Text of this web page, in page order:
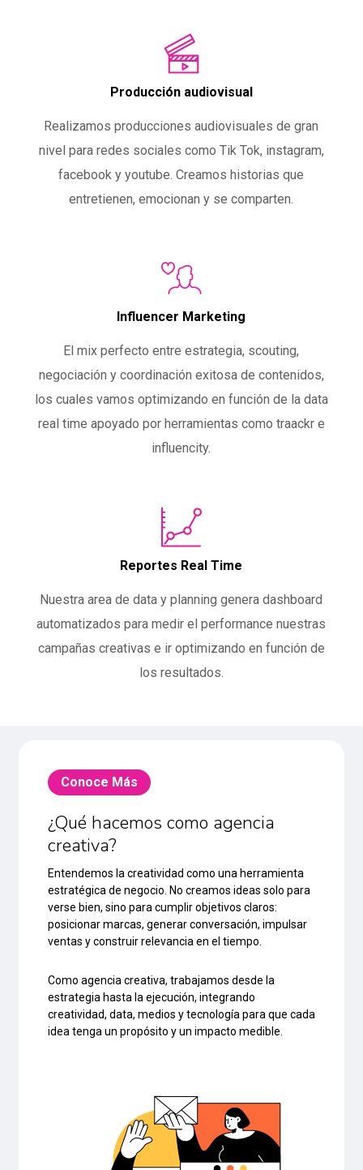
Producción audiovisual
Realizamos producciones audiovisuales de gran
nivel para redes sociales como Tik Tok, instagram,
facebook y youtube. Creamos historias que
entretienen, emocionan y se comparten.
Influencer Marketing
El mix perfecto entre estrategia, scouting,
negociación y coordinación exitosa de contenidos,
los cuales vamos optimizando en función de la data
real time apoyado por herramientas como traackr e
influencity.
Reportes Real Time
Nuestra area de data y planning genera dashboard
automatizados para medir el performance nuestras
campañas creativas e ir optimizando en función de
los resultados.
Conoce Más
¿Qué hacemos como agencia
creativa?
Entendemos la creatividad como una herramienta
estratégica de negocio. No creamos ideas solo para
verse bien, sino para cumplir objetivos claros:
posicionar marcas, generar conversación, impulsar
ventas y construir relevancia en el tiempo.
Como agencia creativa, trabajamos desde la
estrategia hasta la ejecución, integrando
creatividad, data, medios y tecnología para que cada
idea tenga un propósito y un impacto medible.